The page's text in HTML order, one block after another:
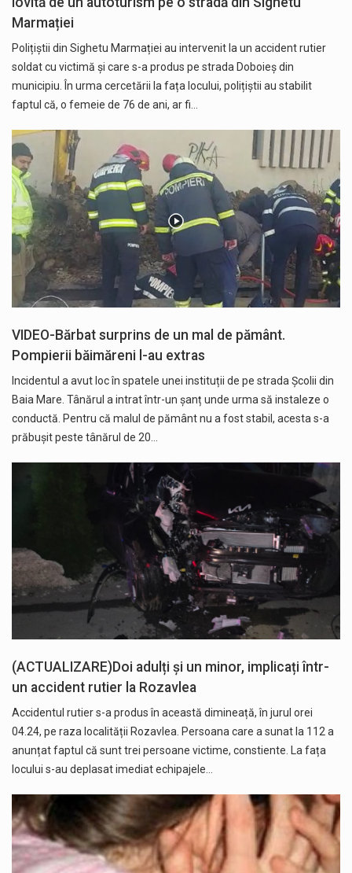
Marmației
Polițiștii din Sighetu Marmației au intervenit la un accident rutier
soldat cu victimă și care s-a produs pe strada Doboieș din
municipiu. În urma cercetării la fața locului, polițiștii au stabilit
faptul că, o femeie de 76 de ani, ar fi…
VIDEO-Bărbat surprins de un mal de pământ.
Pompierii băimăreni l-au extras
Incidentul a avut loc în spatele unei instituții de pe strada Școlii din
Baia Mare. Tânărul a intrat într-un șanț unde urma să instaleze o
conductă. Pentru că malul de pământ nu a fost stabil, acesta s-a
prăbușit peste tânărul de 20…
(ACTUALIZARE)Doi adulți și un minor, implicați într-
un accident rutier la Rozavlea
Accidentul rutier s-a produs în această dimineață, în jurul orei
04.24, pe raza localității Rozavlea. Persoana care a sunat la 112 a
anunțat faptul că sunt trei persoane victime, constiente. La fața
locului s-au deplasat imediat echipajele…